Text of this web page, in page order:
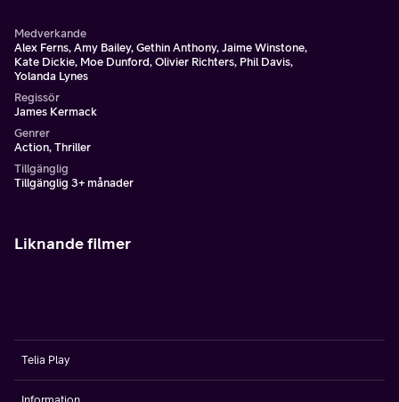
Medverkande
Alex Ferns, Amy Bailey, Gethin Anthony, Jaime Winstone,
Kate Dickie, Moe Dunford, Olivier Richters, Phil Davis,
Yolanda Lynes
Regissör
James Kermack
Genrer
Action, Thriller
Tillgänglig
Tillgänglig 3+ månader
Liknande filmer
Telia Play